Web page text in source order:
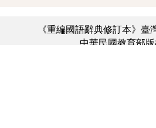
《重編國語辭典修訂本》臺
中華民國教育部